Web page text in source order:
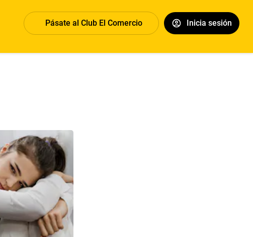
Pásate al Club El Comercio Inicia sesión